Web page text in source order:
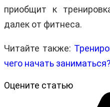
приобщит к
далек от фитнеса.
Читайте также:
чего начать заниматься?
Оцените статью